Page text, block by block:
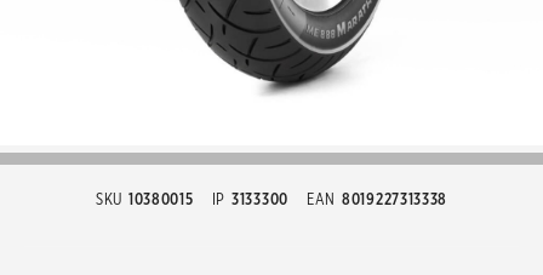
SKU 10380015 IP 3133300 EAN 8019227313338